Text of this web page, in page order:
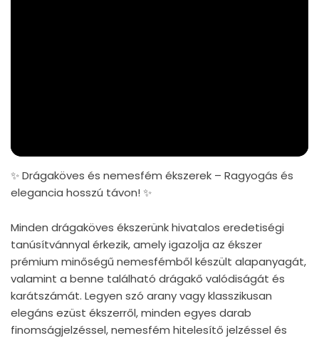
✨ Drágaköves és nemesfém ékszerek – Ragyogás és
elegancia hosszú távon! ✨
Minden drágaköves ékszerünk hivatalos eredetiségi
tanúsítvánnyal érkezik, amely igazolja az ékszer
prémium minőségű nemesfémből készült alapanyagát,
valamint a benne található drágakő valódiságát és
karátszámát. Legyen szó arany vagy klasszikusan
elegáns ezüst ékszerről, minden egyes darab
finomságjelzéssel, nemesfém hitelesítő jelzéssel és